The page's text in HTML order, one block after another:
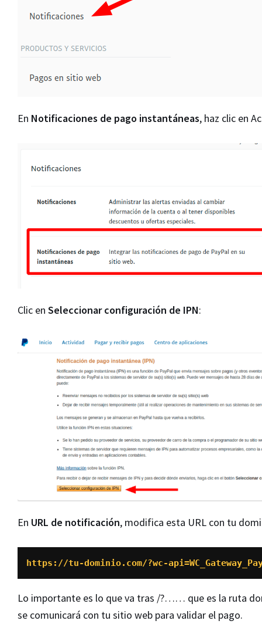
En Notificaciones de pago instantáneas, haz clic en
Clic en Seleccionar configuración de IPN:
En URL de notificación, modifica esta URL con tu
https://tu-dominio.com/?wc-
Lo importante es lo que va tras /?…… que es la ruta
se comunicará con tu sitio web para validar el pago.